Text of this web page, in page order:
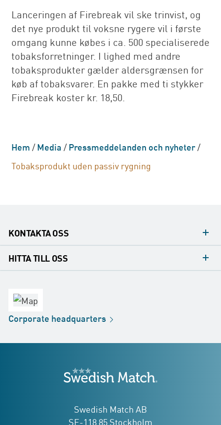
Lanceringen af Firebreak vil ske trinvist, og
det nye produkt til voksne rygere vil i første
omgang kunne købes i ca. 500 specialiserede
tobaksforretninger. I lighed med andre
tobaksprodukter gælder aldersgrænsen for
køb af tobaksvarer. En pakke med ti stykker
Firebreak koster kr. 18,50.
Hem/Media/Pressmeddelanden och nyheter/
Tobaksprodukt uden passiv rygning
KONTAKTA OSS
Konsumentkontakt
HITTA TILL OSS
Försäljningskontor
Distribution
Butik
Corporate headquarters
Swedish Match
Swedish Match AB
SE-118 85 Stockholm